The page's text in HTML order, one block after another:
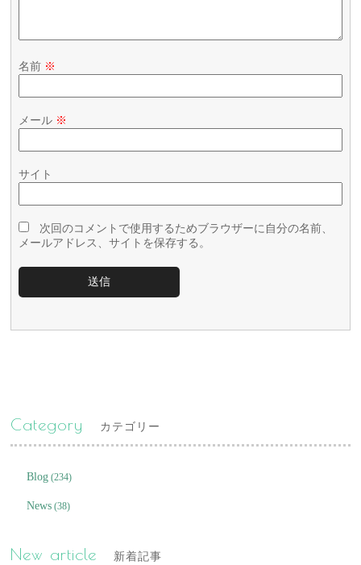
名前 ※
メール ※
サイト
次回のコメントで使用するためブラウザーに自分の名前、
メールアドレス、サイトを保存する。
Category カテゴリー
Blog (234)
News (38)
New article 新着記事